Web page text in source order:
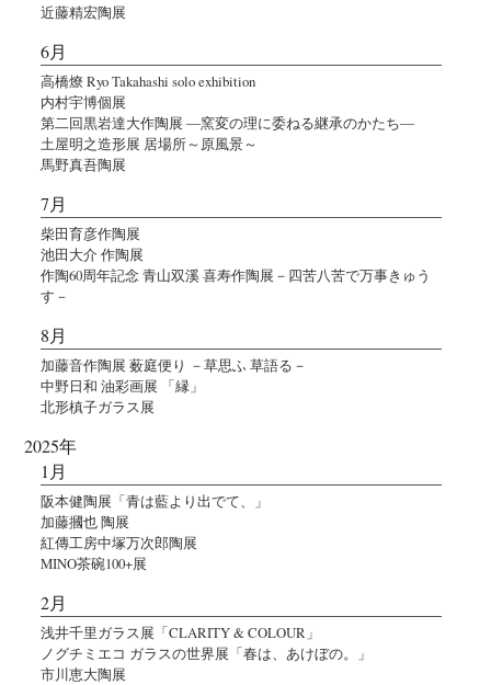
近藤精宏陶展
6月
高橋燎 Ryo Takahashi solo exhibition
内村宇博個展
第二回黒岩達大作陶展 ―窯変の理に委ねる継承のかたち―
土屋明之造形展 居場所～原風景～
馬野真吾陶展
7月
柴田育彦作陶展
池田大介 作陶展
作陶60周年記念 青山双溪 喜寿作陶展－四苦八苦で万事きゅう
す－
8月
加藤音作陶展 薮庭便り －草思ふ 草語る－
中野日和 油彩画展 「縁」
北形槙子ガラス展
2025年
1月
阪本健陶展「青は藍より出でて、」
加藤摑也 陶展
紅傳工房中塚万次郎陶展
MINO茶碗100+展
2月
浅井千里ガラス展「CLARITY & COLOUR」
ノグチミエコ ガラスの世界展「春は、あけぼの。」
市川恵大陶展